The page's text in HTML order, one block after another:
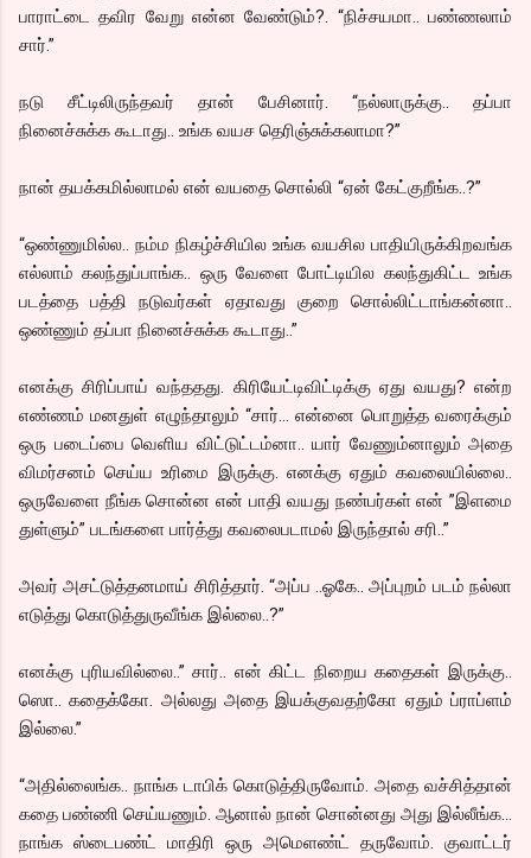
பாராட்டை தவிர வேறு என்ன வேண்டும்?. “நிச்சயமா.. பண்ணலாம்
சார்.”
நடு சீட்டிலிருந்தவர் தான் பேசினார். “நல்லாருக்கு.. தப்பா
நினைச்சுக்க கூடாது.. உங்க வயச தெரிஞ்சுக்கலாமா?”
நான் தயக்கமில்லாமல் என் வயதை சொல்லி “ஏன் கேட்குறீங்க..?”
“ஒண்ணுமில்ல.. நம்ம நிகழ்ச்சியில உங்க வயசில பாதியிருக்கிறவங்க
எல்லாம் கலந்துப்பாங்க.. ஒரு வேளை போட்டியில கலந்துகிட்ட உங்க
படத்தை பத்தி நடுவர்கள் ஏதாவது குறை சொல்லிட்டாங்கன்னா..
ஒண்ணும் தப்பா நினைச்சுக்க கூடாது..”
எனக்கு சிரிப்பாய் வந்ததது. கிரியேட்டிவிட்டிக்கு ஏது வயது? என்ற
எண்ணம் மனதுள் எழுந்தாலும் “சார்… என்னை பொறுத்த வரைக்கும்
ஒரு படைப்பை வெளிய விட்டுட்டம்னா.. யார் வேணும்னாலும் அதை
விமர்சனம் செய்ய உரிமை இருக்கு. எனக்கு ஏதும் கவலையில்லை..
ஒருவேளை நீங்க சொன்ன என் பாதி வயது நண்பர்கள் என் ”இளமை
துள்ளும்” படங்களை பார்த்து கவலைபடாமல் இருந்தால் சரி..”
அவர் அசட்டுத்தனமாய் சிரித்தார். “அப்ப ..ஓகே.. அப்புறம் படம் நல்லா
எடுத்து கொடுத்துருவீங்க இல்லை..?”
எனக்கு புரியவில்லை..” சார்.. என் கிட்ட நிறைய கதைகள் இருக்கு..
ஸொ.. கதைக்கோ. அல்லது அதை இயக்குவதற்கோ ஏதும் ப்ராப்ளம்
இல்லை.”
“அதில்லைங்க.. நாங்க டாபிக் கொடுத்திருவோம். அதை வச்சித்தான்
கதை பண்ணி செய்யணும். ஆனால் நான் சொன்னது அது இல்லீங்க…
நாங்க ஸ்டைபண்ட் மாதிரி ஒரு அமெளண்ட் தருவோம். குவாட்டர்